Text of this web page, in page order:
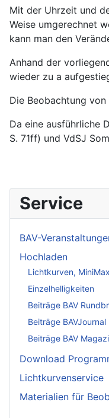
Mit der Uhrzeit und
Weise umgerechnet
kann man den
Anhand der
wieder zu a
Die Beobachtung
Da eine ausführliche
S. 71ff) und VdSJ
Service
BAV-
Hochladen
Lichtkurven,
Einzelhelligkeiten
Beiträge BAV
Beiträge BAVJournal
Beiträge BAV
Download
Lichtkurvenservice
Materialien für